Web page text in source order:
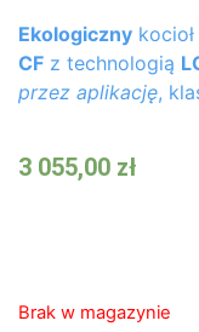
Ekologiczny
CF z technologią
przez aplikację,
3 055,00 zł
Brak w magazynie